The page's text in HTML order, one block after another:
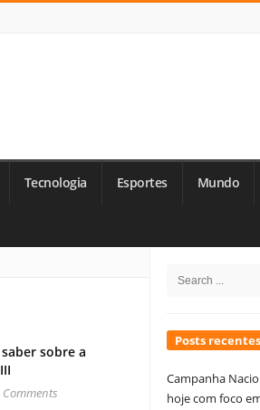
Tecnologia Esportes Mundo
sobre a
Comments
Sidebar
Search
Posts recentes
Campanha
hoje com foco